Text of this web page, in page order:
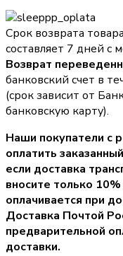
Срок возврата
составляет 7 дней с
Возврат
банковский счет в
(срок зависит от
банковскую карту).
Наши покупатели с
оплатить
если доставка
вносите только
оплачивается при
Доставка Почтой
предварительной
доставки.